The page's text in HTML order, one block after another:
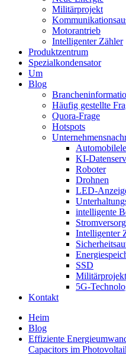
Militärprojekt
Motorantrieb
Intelligenter Zähler
Produktzentrum
Spezialkondensator
Um
Blog
Häufig gestellte
Quora-Frage
Hotspots
KI-
Roboter
Drohnen
LED-
intelligente
Intelligenter
SSD
Militärprojekt
5G-
Kontakt
Heim
Blog
Effiziente
Capacitors im